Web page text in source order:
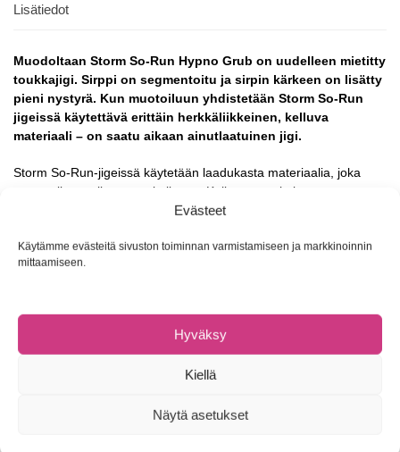
Evästeet
Käytämme evästeitä sivuston toiminnan varmistamiseen ja markkinoinnin
mittaamiseen.
Hyväksy
Kiellä
Näytä asetukset
Lisätiedot
Muodoltaan Storm So-Run Hypno Grub on uudelleen mietitty
toukkajigi. Sirppi on segmentoitu ja sirpin kärkeen on lisätty
pieni nystyrä. Kun muotoiluun yhdistetään Storm So-Run
jigeissä käytettävä erittäin herkkäliikkeinen, kelluva
materiaali – on saatu aikaan ainutlaatuinen jigi.
Storm So-Run-jigeissä käytetään laadukasta materiaalia, joka
normaalista poiketen on kelluvaa. Kelluvuus tarkoittaa
herkkäliikkeisyyttä ja pyytävyyttä.
Storm So-Run -jigien muotoilussa on huomioitu myös erilaiset
kalastustekniikat. Sen rungon ylä- ja alapinnassa on syvennykset,